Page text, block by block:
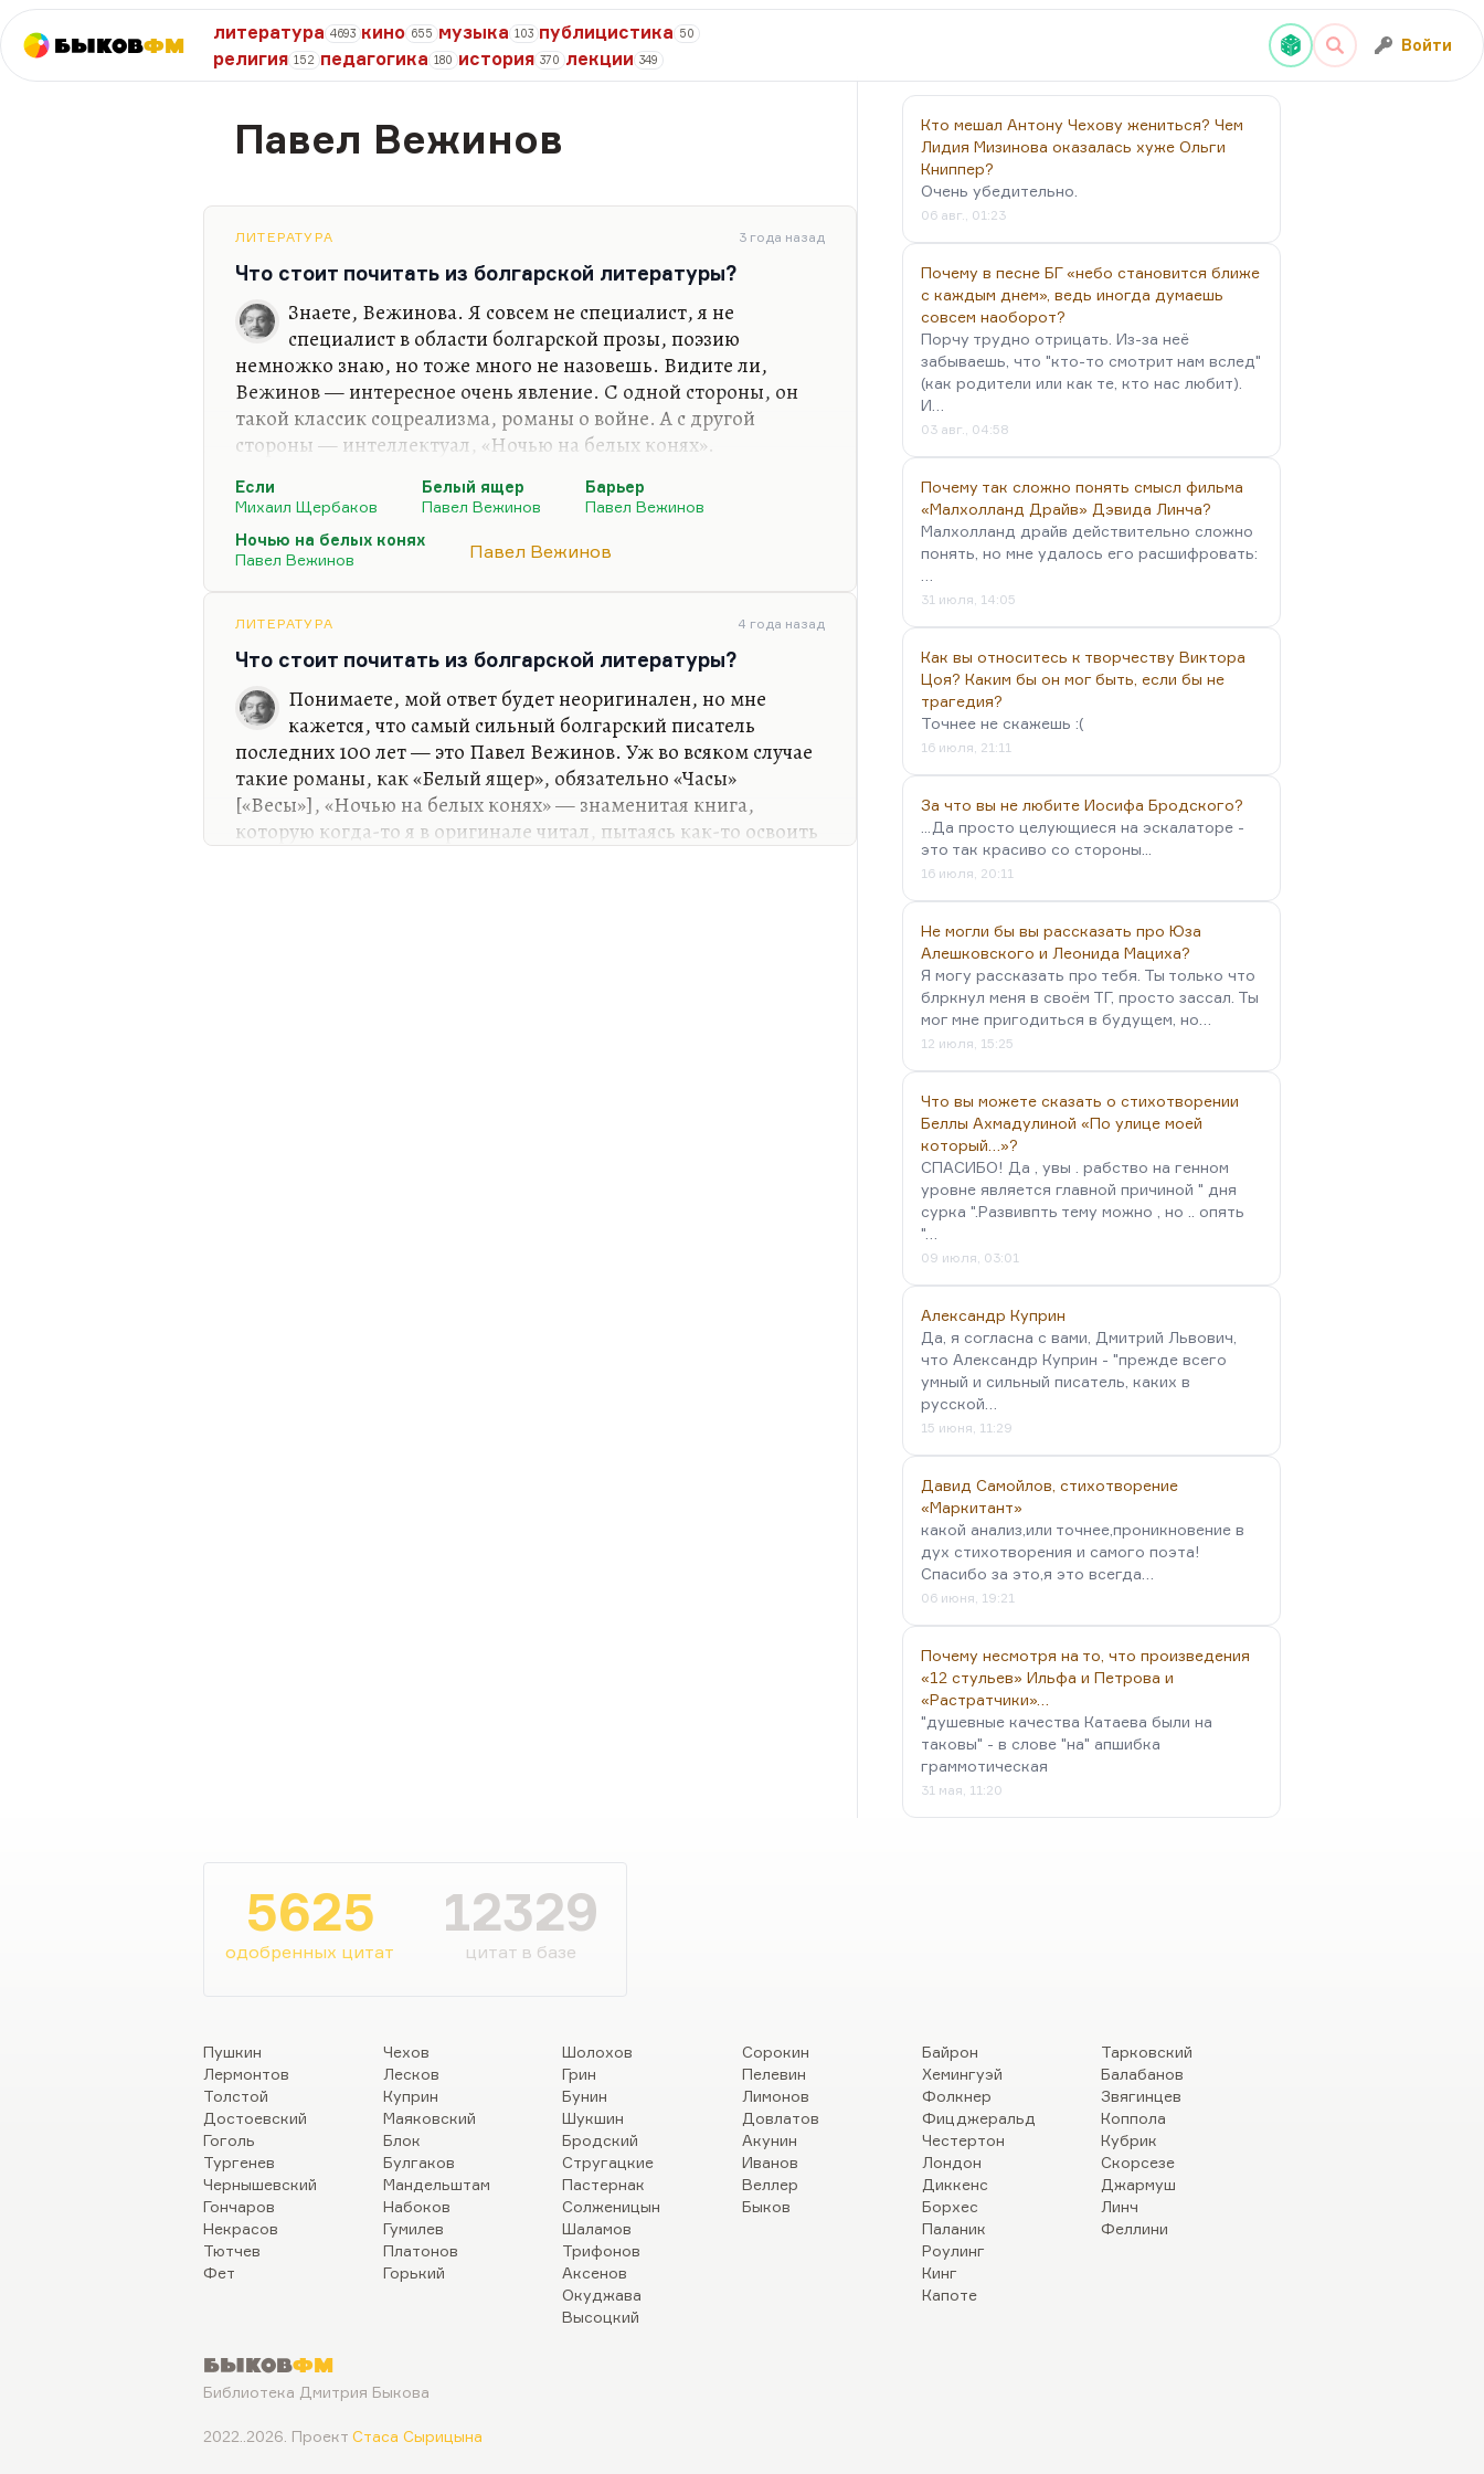
БыковФМ
литература 4693 кино 655 музыка 103 публицистика 50
религия 152 педагогика 180 история 370 лекции 349
Войти
Павел Вежинов
ЛИТЕРАТУРА 3 года назад
Что стоит почитать из болгарской литературы?
Знаете, Вежинова. Я совсем не специалист, я не
специалист в области болгарской прозы, поэзию
немножко знаю, но тоже много не назовешь. Видите ли,
Вежинов — интересное очень явление. С одной стороны, он
такой классик соцреализма, романы о войне. А с другой
стороны — интеллектуал, «Ночью на белых конях».
Самая известная его вещь была, конечно, «Барьер», благодаря
экранизации, в которой Смоктуновский сыграл замечательно,
хотя «Барьер» — не лучшая его проза. А вот Ночью на белых
конях» — знаете, так меня это зажгло в свое время,
«Белый ящер».
У меня была статья о Щербакове — «Белый ящер». Мне
кажется, это такой странный пандан к…
Если
Михаил Щербаков
Белый ящер
Павел Вежинов
Барьер
Павел Вежинов
Ночью на белых конях
Павел Вежинов
Павел Вежинов
ЛИТЕРАТУРА 4 года назад
Что стоит почитать из болгарской литературы?
Понимаете, мой ответ будет неоригинален, но мне
кажется, что самый сильный болгарский писатель
последних 100 лет — это Павел Вежинов. Уж во всяком случае
такие романы, как «Белый ящер», обязательно «Часы»
[«Весы»], «Ночью на белых конях» — знаменитая книга,
которую когда-то я в оригинале читал, пытаясь как-то освоить
Кто мешал Антону Чехову жениться? Чем
Лидия Мизинова оказалась хуже Ольги
Книппер?
Очень убедительно.
06 авг., 01:23
Почему в песне БГ «небо становится ближе
с каждым днем», ведь иногда думаешь
совсем наоборот?
Порчу трудно отрицать. Из-за неё
забываешь, что "кто-то смотрит нам вслед"
(как родители или как те, кто нас любит).
И…
03 авг., 04:58
Почему так сложно понять смысл фильма
«Малхолланд Драйв» Дэвида Линча?
Малхолланд драйв действительно сложно
понять, но мне удалось его расшифровать:
31 июля, 14:05
Как вы относитесь к творчеству Виктора
Цоя? Каким бы он мог быть, если бы не
трагедия?
Точнее не скажешь :(
16 июля, 21:11
За что вы не любите Иосифа Бродского?
...Да просто целующиеся на эскалаторе -
это так красиво со стороны...
16 июля, 20:11
Не могли бы вы рассказать про Юза
Алешковского и Леонида Мациха?
Я могу рассказать про тебя. Ты только что
блркнул меня в своём ТГ, просто зассал. Ты
мог мне пригодиться в будущем, но…
12 июля, 15:25
Что вы можете сказать о стихотворении
Беллы Ахмадулиной «По улице моей
который…»?
СПАСИБО! Да , увы . рабство на генном
уровне является главной причиной " дня
сурка ".Развивпть тему можно , но .. опять
"…
09 июля, 03:01
Александр Куприн
Да, я согласна с вами, Дмитрий Львович,
что Александр Куприн - "прежде всего
умный и сильный писатель, каких в
русской…
15 июня, 11:29
Давид Самойлов, стихотворение
«Маркитант»
какой анализ,или точнее,проникновение в
дух стихотворения и самого поэта!
Спасибо за это,я это всегда…
06 июня, 19:21
Почему несмотря на то, что произведения
«12 стульев» Ильфа и Петрова и
«Растратчики»…
"душевные качества Катаева были на
таковы" - в слове "на" апшибка
граммотическая
31 мая, 11:20
5625
одобренных цитат
12329
цитат в базе
Пушкин
Лермонтов
Толстой
Достоевский
Гоголь
Тургенев
Чернышевский
Гончаров
Некрасов
Тютчев
Фет
Чехов
Лесков
Куприн
Маяковский
Блок
Булгаков
Мандельштам
Набоков
Гумилев
Платонов
Горький
Шолохов
Грин
Бунин
Шукшин
Бродский
Стругацкие
Пастернак
Солженицын
Шаламов
Трифонов
Аксенов
Окуджава
Высоцкий
Сорокин
Пелевин
Лимонов
Довлатов
Акунин
Иванов
Веллер
Быков
Байрон
Хемингуэй
Фолкнер
Фицджеральд
Честертон
Лондон
Диккенс
Борхес
Паланик
Роулинг
Кинг
Капоте
Тарковский
Балабанов
Звягинцев
Коппола
Кубрик
Скорсезе
Джармуш
Линч
Феллини
БыковФМ
Библиотека Дмитрия Быкова
2022..2026. Проект Стаса Сырицына